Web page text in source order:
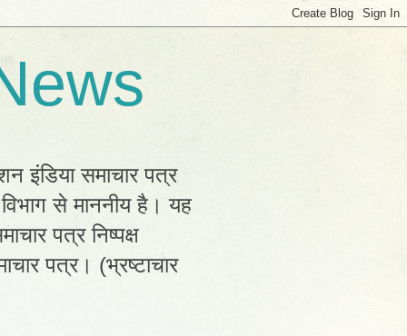
इंडिया समाचार पत्र
से माननीय है। यह
पत्र निष्पक्ष
पत्र। (भ्रष्टाचार